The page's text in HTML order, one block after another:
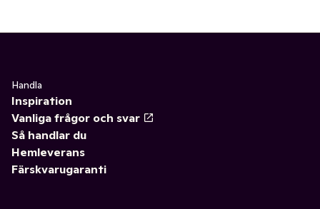
Handla
Inspiration
Vanliga frågor och svar
Så handlar du
Hemleverans
Färskvarugaranti